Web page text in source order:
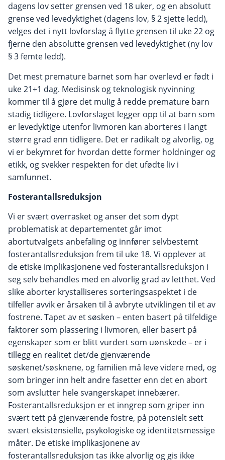
dagens lov setter grensen ved 18 uker, og en absolutt
grense ved levedyktighet (dagens lov, § 2 sjette ledd),
velges det i nytt lovforslag å flytte grensen til uke 22 og
fjerne den absolutte grensen ved levedyktighet (ny lov
§ 3 femte ledd).
Det mest premature barnet som har overlevd er født i
uke 21+1 dag. Medisinsk og teknologisk nyvinning
kommer til å gjøre det mulig å redde premature barn
stadig tidligere. Lovforslaget legger opp til at barn som
er levedyktige utenfor livmoren kan aborteres i langt
større grad enn tidligere. Det er radikalt og alvorlig, og
vi er bekymret for hvordan dette former holdninger og
etikk, og svekker respekten for det ufødte liv i
samfunnet.
Fosterantallsreduksjon
Vi er svært overrasket og anser det som dypt
problematisk at departementet går imot
abortutvalgets anbefaling og innfører selvbestemt
fosterantallsreduksjon frem til uke 18. Vi opplever at
de etiske implikasjonene ved fosterantallsreduksjon i
seg selv behandles med en alvorlig grad av letthet. Ved
slike aborter krystalliseres sorteringsaspektet i de
tilfeller avvik er årsaken til å avbryte utviklingen til et av
fostrene. Tapet av et søsken – enten basert på tilfeldige
faktorer som plassering i livmoren, eller basert på
egenskaper som er blitt vurdert som uønskede – er i
tillegg en realitet det/de gjenværende
søskenet/søsknene, og familien må leve videre med, og
som bringer inn helt andre fasetter enn det en abort
som avslutter hele svangerskapet innebærer.
Fosterantallsreduksjon er et inngrep som griper inn
svært tett på gjenværende fostre, på potensielt sett
svært eksistensielle, psykologiske og identitetsmessige
måter. De etiske implikasjonene av
fosterantallsreduksjon tas ikke alvorlig og gis ikke